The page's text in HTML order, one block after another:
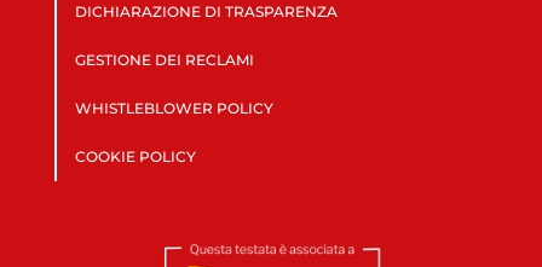
DICHIARAZIONE DI TRASPARENZA
GESTIONE DEI RECLAMI
WHISTLEBLOWER POLICY
COOKIE POLICY